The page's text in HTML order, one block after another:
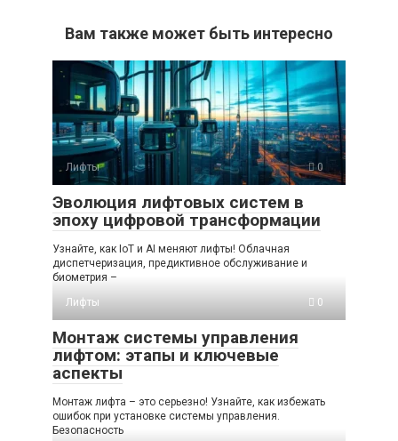
Вам также может быть интересно
Лифты 0
Эволюция лифтовых систем в
эпоху цифровой трансформации
Узнайте, как IoT и AI меняют лифты! Облачная
диспетчеризация, предиктивное обслуживание и
биометрия –
Лифты
0
Монтаж системы управления
лифтом: этапы и ключевые
аспекты
Монтаж лифта – это серьезно! Узнайте, как избежать
ошибок при установке системы управления.
Безопасность